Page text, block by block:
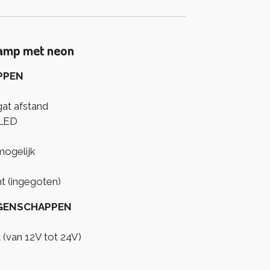
met neon
afstand
(ingegoten)
12V tot 24V)